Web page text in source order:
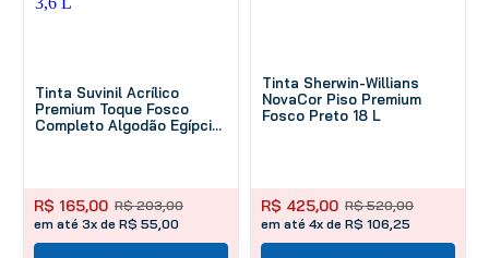
Tinta Suvinil Acrílico
Premium Toque Fosco
Completo Algodão Egípcio
R$ 203,00
R$ 165,00
em até 3x de R$ 55,00
Tinta Sherwin-Willians
NovaCor Piso Premium
Fosco Preto 18 L
R$ 520,00
R$ 425,00
em até 4x de R$ 106,25